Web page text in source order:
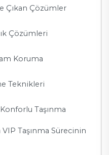
Çıkan Çözümler
Çözümleri
Koruma
Teknikleri
Taşınma
Taşınma Sürecinin